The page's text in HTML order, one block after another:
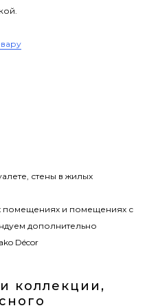
стены в жилых
помещениях и помещениях с
дополнительно
Décor
коллекции,